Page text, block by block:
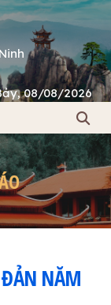
08/08/2026
ĐẢN NĂM